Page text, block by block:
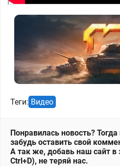
Теги: Видео
Понравилась новость?
забудь оставить свой
А так же, добавь наш сайт
Ctrl+D), не теряй нас.